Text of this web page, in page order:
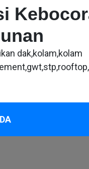
dak,kolam,kolam